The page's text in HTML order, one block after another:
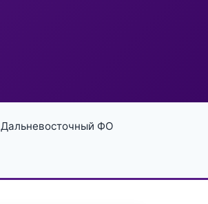
Дальневосточный ФО